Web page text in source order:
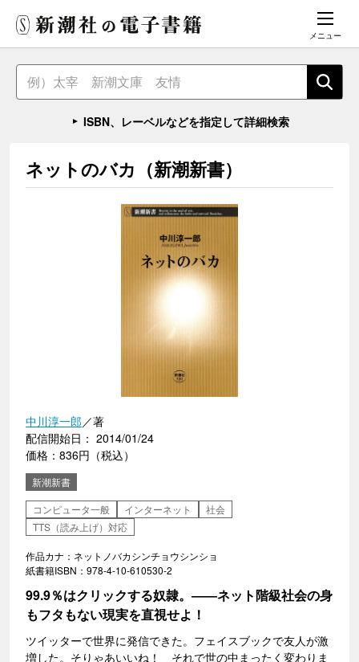
メニュー
ISBN、レーベルなどを指定して詳細検索
ネットのバカ（新潮新書）
中川淳一郎／著
配信開始日： 2014/01/24
価格：836円（税込）
新潮新書
コンピュータ一般
インターネット
社会
TTS（読み上げ）対応
作品カナ：ネットノバカシンチョウシンショ
紙書籍ISBN：978-4-10-610530-2
99.9％はクリックする奴隷。――ネット階級社会の身
もフタもない現実を直視せよ！
ツイッターで世界に発信できた。フェイスブックで友人が激
増した。そりゃあいいね！ それで世の中まったく変わりま